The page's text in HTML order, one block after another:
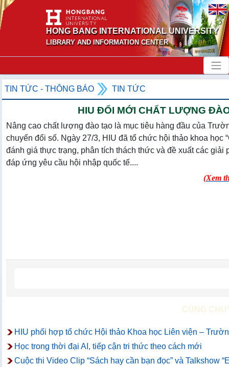
HONG BANG INTERNATIONAL UNIVERSITY
LIBRARY AND INFORMATION CENTER
TIN TỨC - THÔNG BÁO TIN TỨC
HIU ĐỔI MỚI CHẤT LƯỢNG
Nâng cao chất lượng đào tạo là mục tiêu hàng đầu của
chuyển đổi số. Ngày 27/3, HIU đã tổ chức hội thảo khoa
đánh giá thực trạng, phân tích thách thức và đề xuất các
đáp ứng yêu cầu hội nhập quốc tế....
(Xem
CÙNG
HIU phối hợp tổ chức Hội thảo Khoa học Liên viện –
Học trong thời đại AI, tiếp cận tri thức theo cách mới
Cuộc thi Video Clip “Sách hay cần bạn đọc” và Talkshow